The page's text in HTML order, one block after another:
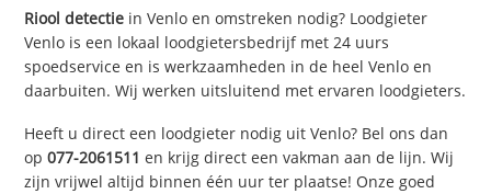
Riool detectie in Venlo en omstreken nodig? Loodgieter
Venlo is een lokaal loodgietersbedrijf met 24 uurs
spoedservice en is werkzaamheden in de heel Venlo en
daarbuiten. Wij werken uitsluitend met ervaren loodgieters.
Heeft u direct een loodgieter nodig uit Venlo? Bel ons dan
op077-2061511 en krijg direct een vakman aan de lijn. Wij
zijn vrijwel altijd binnen één uur ter plaatse! Onze goed